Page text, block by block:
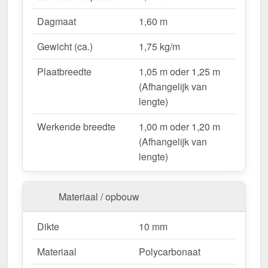
Lichtdoorlatend– Ca. 36 % natuurlijk licht.
UV-bestendig & weerproof – Bestand tegen
zon, regen & hagel.
Montageklaar geleverd– Inclusief bevestiging &
eenvoudig te plaatsen.
– 1,05 m oder 1,25 m
Garantie– 10 jaar op materiaalkwaliteit voor
betrouwbaarheid.
Ideal für folgende Anwendungen:
Hallen & loodsenhallen– Lichtstraat voor
industriële toepassingen.
Droogloop & deurluifels– Natuurlijk licht &
bescherming.
Carports & bootoverkappingen
– Robuust &
weersbestendig.
Dagmaat
1,60 m
Gewicht (ca.)
1,75 kg/m
Plaatbreedte
1,05 m oder 1,25 m
(Afhangelijk van
lengte)
Werkende breedte
1,00 m oder 1,20 m
(Afhangelijk van
lengte)
Materiaal / opbouw
Dikte
10 mm
Materiaal
Polycarbonaat